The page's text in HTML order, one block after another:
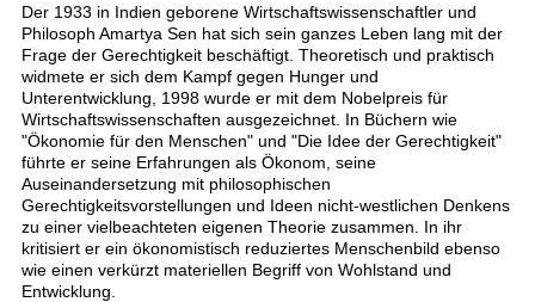
Der 1933 in Indien geborene Wirtschaftswissenschaftler und
Philosoph Amartya Sen hat sich sein ganzes Leben lang mit der
Frage der Gerechtigkeit beschäftigt. Theoretisch und praktisch
widmete er sich dem Kampf gegen Hunger und
Unterentwicklung, 1998 wurde er mit dem Nobelpreis für
Wirtschaftswissenschaften ausgezeichnet. In Büchern wie
"Ökonomie für den Menschen" und "Die Idee der Gerechtigkeit"
führte er seine Erfahrungen als Ökonom, seine
Auseinandersetzung mit philosophischen
Gerechtigkeitsvorstellungen und Ideen nicht-westlichen Denkens
zu einer vielbeachteten eigenen Theorie zusammen. In ihr
kritisiert er ein ökonomistisch reduziertes Menschenbild ebenso
wie einen verkürzt materiellen Begriff von Wohlstand und
Entwicklung.